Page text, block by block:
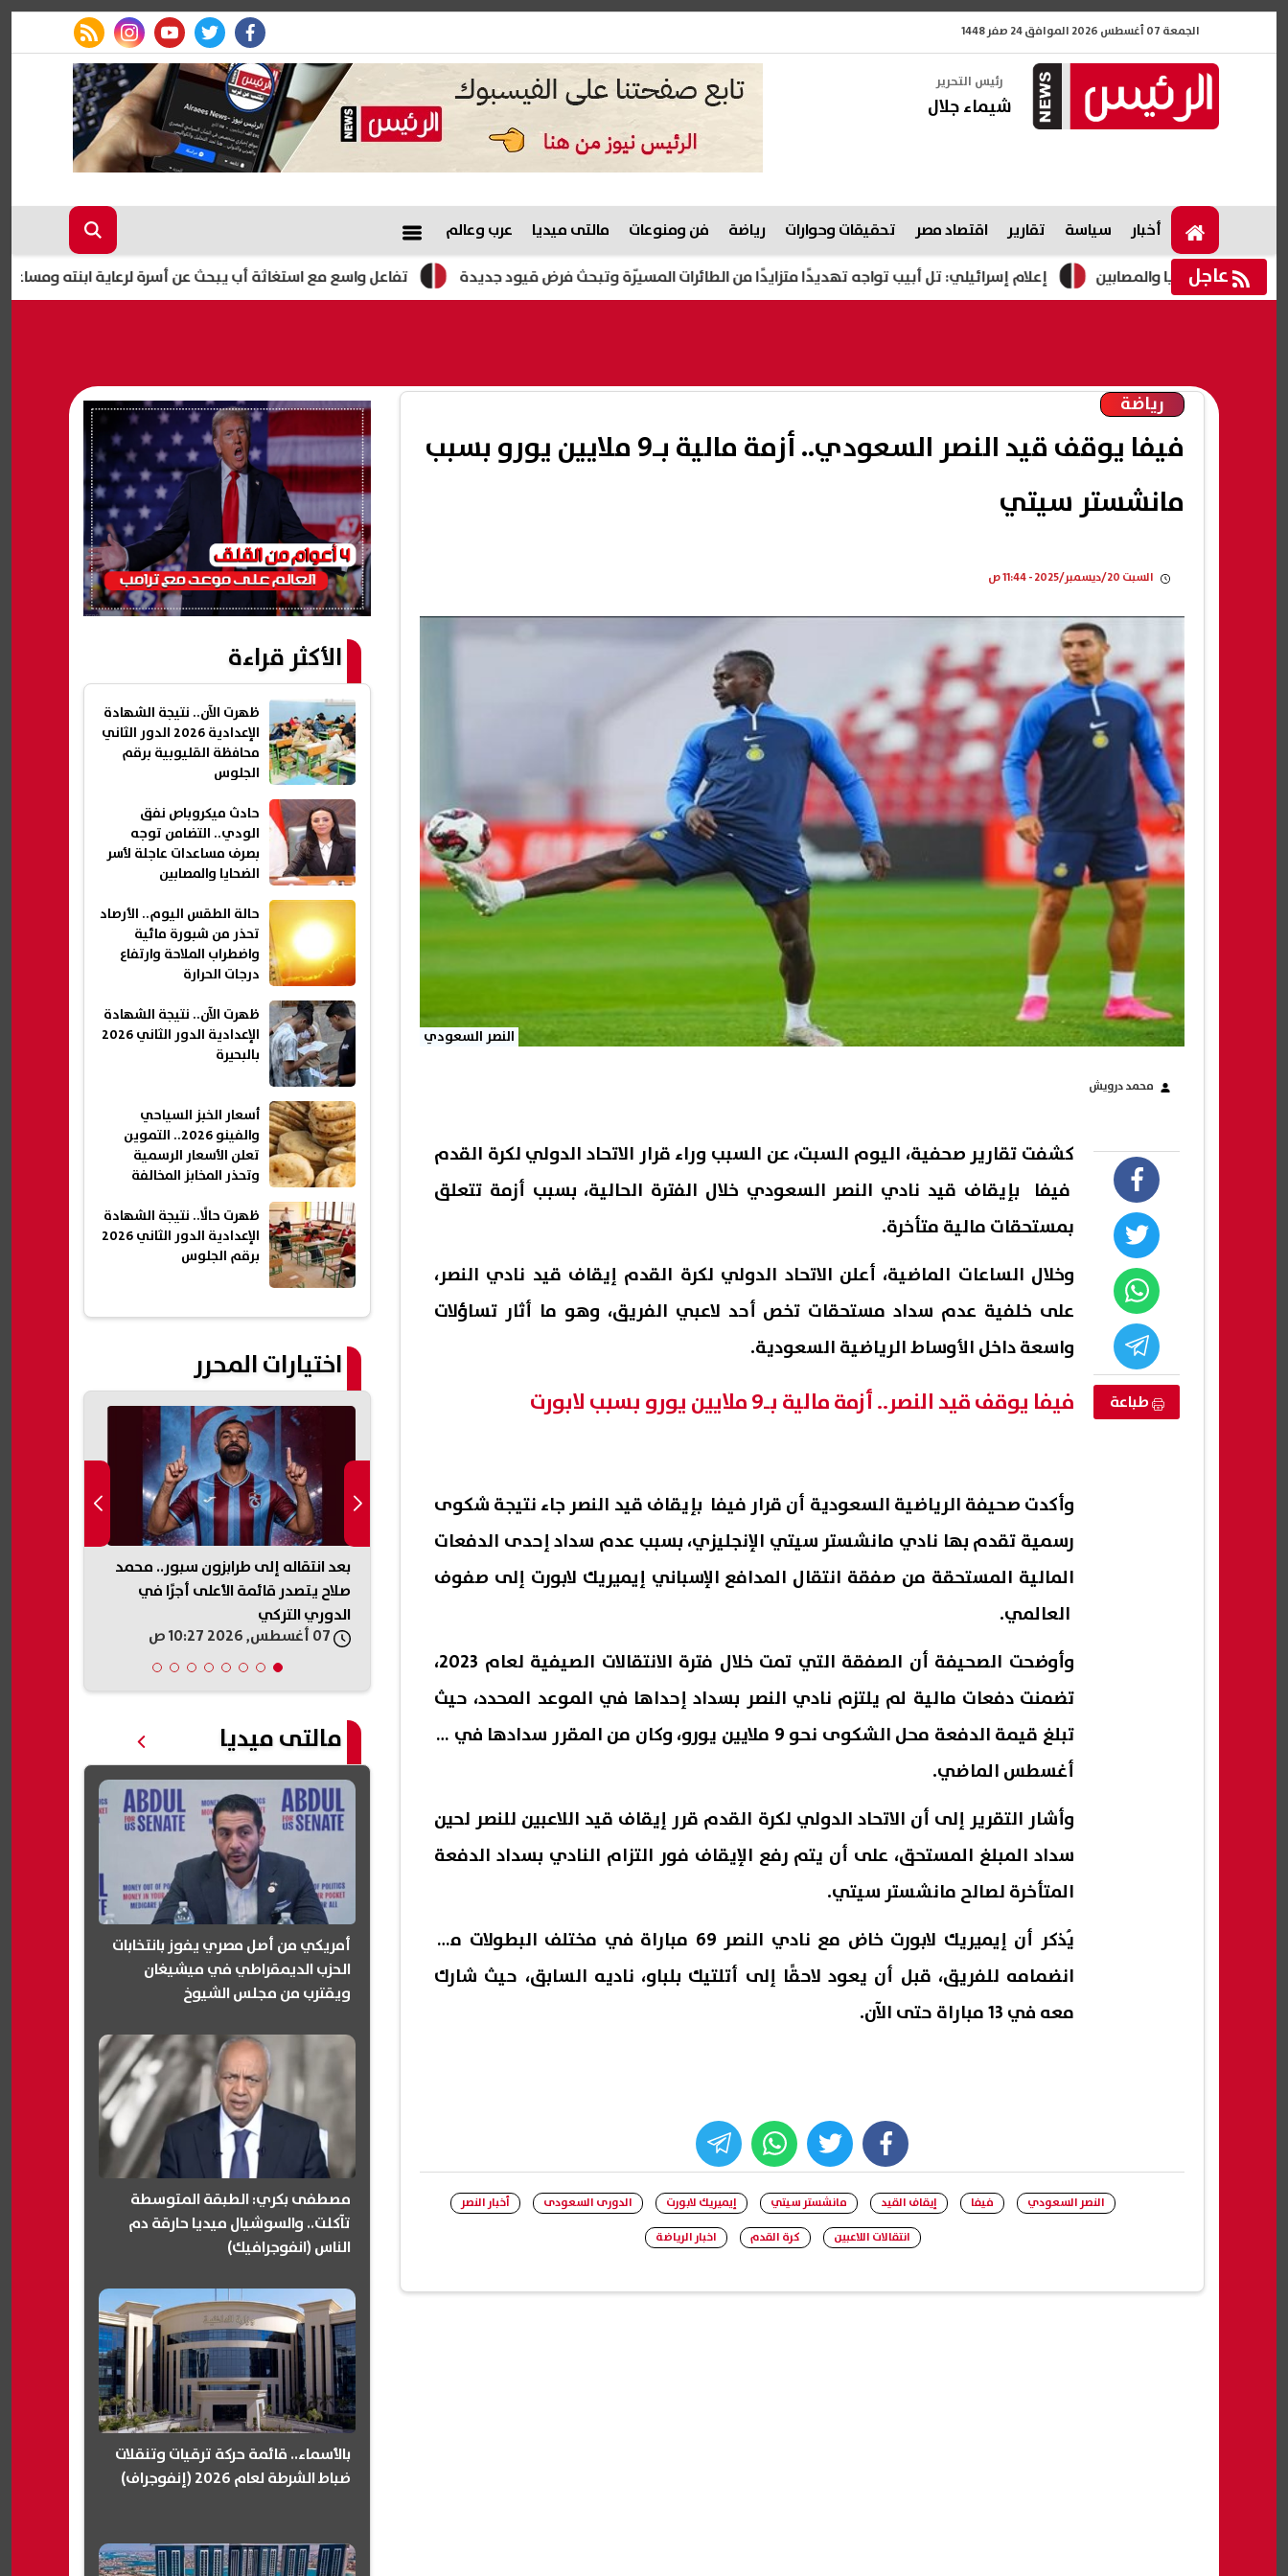
الجمعة 07 أغسطس 2026 الموافق 24 صفر 1448
facebook
twitter
youtube
instagram
rss feed
رئيس التحرير
شيماء جلال
أخبار سياسة تقارير اقتصاد مصر تحقيقات وحوارات رياضة فن ومنوعات مالتى ميديا عرب وعالم
عاجل تفاعل واسع مع استغاثة أب يبحث عن أسرة لرعاية ابنته ومساعدتها على إعلام إسرائيلي: تل أبيب تواجه تهديدًا متزايدًا من الطائرات المسيّرة وتبحث فرض قيود جديدة الضحايا والمصابين
رياضة
فيفا يوقف قيد النصر السعودي.. أزمة مالية بـ9 ملايين يورو بسبب
مانشستر سيتي
السبت 20/ديسمبر/2025 - 11:44 ص
النصر السعودي
محمد درويش
طباعة
كشفت تقارير صحفية، اليوم السبت، عن السبب وراء قرار الاتحاد الدولي لكرة القدم
فيفا بإيقاف قيد نادي النصر السعودي خلال الفترة الحالية، بسبب أزمة تتعلق
بمستحقات مالية متأخرة.
وخلال الساعات الماضية، أعلن الاتحاد الدولي لكرة القدم إيقاف قيد نادي النصر،
على خلفية عدم سداد مستحقات تخص أحد لاعبي الفريق، وهو ما أثار تساؤلات
واسعة داخل الأوساط الرياضية السعودية.
فيفا يوقف قيد النصر.. أزمة مالية بـ9 ملايين يورو بسبب لابورت
وأكدت صحيفة الرياضية السعودية أن قرار فيفا بإيقاف قيد النصر جاء نتيجة شكوى
رسمية تقدم بها نادي مانشستر سيتي الإنجليزي، بسبب عدم سداد إحدى الدفعات
المالية المستحقة من صفقة انتقال المدافع الإسباني إيميريك لابورت إلى صفوف
العالمي.
وأوضحت الصحيفة أن الصفقة التي تمت خلال فترة الانتقالات الصيفية لعام 2023،
تضمنت دفعات مالية لم يلتزم نادي النصر بسداد إحداها في الموعد المحدد، حيث
تبلغ قيمة الدفعة محل الشكوى نحو 9 ملايين يورو، وكان من المقرر سدادها في 31
أغسطس الماضي.
وأشار التقرير إلى أن الاتحاد الدولي لكرة القدم قرر إيقاف قيد اللاعبين للنصر لحين
سداد المبلغ المستحق، على أن يتم رفع الإيقاف فور التزام النادي بسداد الدفعة
المتأخرة لصالح مانشستر سيتي.
يُذكر أن إيميريك لابورت خاض مع نادي النصر 69 مباراة في مختلف البطولات منذ
انضمامه للفريق، قبل أن يعود لاحقًا إلى أتلتيك بلباو، ناديه السابق، حيث شارك
معه في 13 مباراة حتى الآن.
facebook
twitter
whats
النصر السعودي فيفا إيقاف القيد مانشستر سيتي إيميريك لابورت الدورى السعودى
أخبار النصر
انتقالات اللاعبين
كرة القدم اخبار الرياضة
الأكثر قراءة
ظهرت الآن.. نتيجة الشهادة
الإعدادية 2026 الدور الثاني
محافظة القليوبية برقم
الجلوس
حادث ميكروباص نفق
الودي.. التضامن توجه
بصرف مساعدات عاجلة لأسر
الضحايا والمصابين
حالة الطقس اليوم.. الأرصاد
تحذر من شبورة مائية
واضطراب الملاحة وارتفاع
درجات الحرارة
ظهرت الآن.. نتيجة الشهادة
الإعدادية الدور الثاني 2026
بالبحيرة
أسعار الخبز السياحي
والفينو 2026.. التموين
تعلن الأسعار الرسمية
وتحذر المخابز المخالفة
ظهرت حالًا.. نتيجة الشهادة
الإعدادية الدور الثاني 2026
برقم الجلوس
اختيارات المحرر
الداخلية السورية تصدر بيانًا بشأن
تفجير جرمانا.. استمرار التحقيقات
وتعقب المتورطين
ابنة «مذيع الجنازات» تستغيث بوالدها
في فيديو متداول: «أنا محرومة من
ارتفاع حصيلة ضحايا تفجير جرمانا بريف
دمشق إلى قتيلين و14 مصابًا
بعد انتقاله إلى طرابزون سبور.. محمد
صلاح يتصدر قائمة الأعلى أجرًا في
الدوري التركي
مالتى ميديا
أمريكي من أصل مصري يفوز بانتخابات
الحزب الديمقراطي في ميشيغان
ويقترب من مجلس الشيوخ
مصطفى بكري: الطبقة المتوسطة
تآكلت.. والسوشيال ميديا حارقة دم
الناس (انفوجرافيك)
بالأسماء.. قائمة حركة ترقيات وتنقلات
ضباط الشرطة لعام 2026 (إنفوجراف)